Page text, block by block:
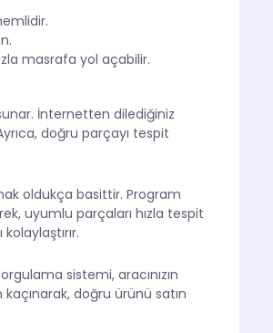
masrafa yol açabilir.
İnternetten dilediğiniz
doğru parçayı tespit
oldukça basittir. Program
uyumlu parçaları hızla tespit
sistemi, aracınızın
doğru ürünü satın